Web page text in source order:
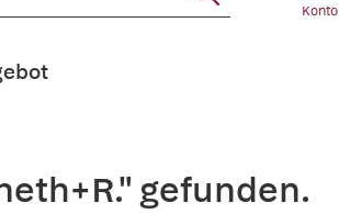
Konto
gefunden.